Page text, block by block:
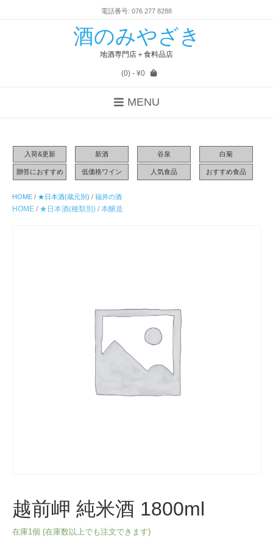
電話番号: 076 277 8288
酒のみやざき
地酒専門店＋食料品店
(0)- ¥0
MENU
入荷&更新 新酒 谷泉 白菊
贈答におすすめ 低価格ワイン 人気食品 おすすめ食品
HOME / ★日本酒(蔵元別) / 福井の酒
HOME / ★日本酒(種類別) / 本醸造
越前岬 純米酒 1800ml
在庫1個 (在庫数以上でも注文できます)